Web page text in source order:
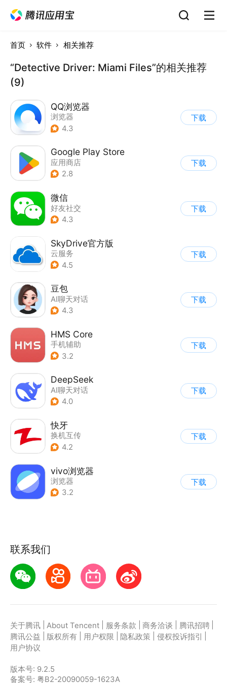
首页 软件 相关推荐
“Detective Driver: Miami Files”的相关推荐
(9)
QQ浏览器
浏览器
4.3
下载
Google Play Store
应用商店
2.8
下载
微信
好友社交
4.3
下载
SkyDrive官方版
云服务
4.5
下载
豆包
AI聊天对话
4.3
下载
HMS Core
手机辅助
3.2
下载
DeepSeek
AI聊天对话
4.0
下载
快牙
换机互传
4.2
下载
vivo浏览器
浏览器
3.2
下载
联系我们
关于腾讯 About Tencent 服务条款 商务洽谈 腾讯招聘
腾讯公益
版权所有 用户权限 隐私政策 侵权投诉指引
用户协议
版本号: 9.2.5
备案号: 粤B2-20090059-1623A